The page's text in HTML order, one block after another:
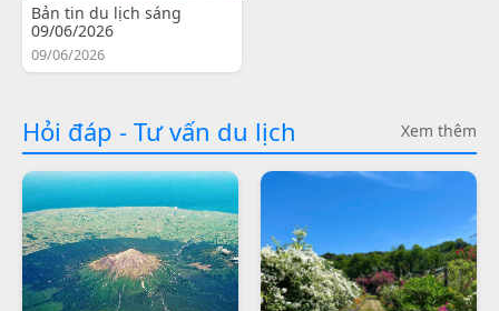
Bản tin du lịch sáng
09/06/2026
09/06/2026
Hỏi đáp - Tư vấn du lịch Xem thêm